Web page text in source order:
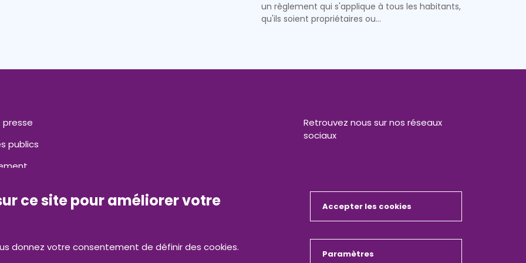
un règlement qui s'applique à tous les habitants,
qu'ils soient propriétaires ou…
presse
publics
Retrouvez nous sur nos réseaux
sociaux
ce site pour améliorer votre
donnez votre consentement de définir des cookies.
Accepter les cookies
Masquer
Paramètres